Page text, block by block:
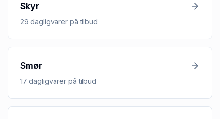
Skyr
29 dagligvarer på tilbud
Smør
17 dagligvarer på tilbud